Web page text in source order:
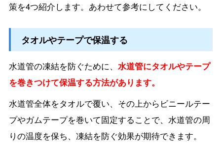
策を4つ紹介します。あわせて参考にしてください。
タオルやテープで保温する
水道管の凍結を防ぐために、 水道管にタオルやテープ
を巻きつけて保温する方法があります。
水道管全体をタオルで覆い、その上からビニールテー
プやガムテープを巻いて固定することで、水道管の周
りの温度を保ち、凍結を防ぐ効果が期待できます。